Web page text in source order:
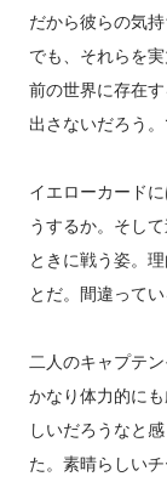
だから彼らの気
でも、それらを
前の世界に存在
出さないだろう
イエローカード
うするか。そし
ときに戦う姿。
とだ。間違って
二人のキャプテ
かなり体力的に
しいだろうなと
た。素晴らしい